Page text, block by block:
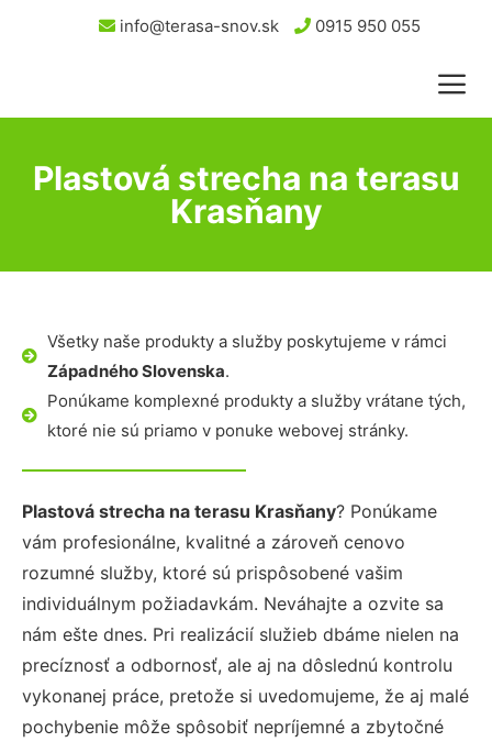
info@terasa-snov.sk 0915 950 055
Plastová strecha na terasu
Krasňany
Všetky naše produkty a služby poskytujeme v rámci
Západného Slovenska.
Ponúkame komplexné produkty a služby vrátane tých,
ktoré nie sú priamo v ponuke webovej stránky.
Plastová strecha na terasu Krasňany? Ponúkame
vám profesionálne, kvalitné a zároveň cenovo
rozumné služby, ktoré sú prispôsobené vašim
individuálnym požiadavkám. Neváhajte a ozvite sa
nám ešte dnes. Pri realizácií služieb dbáme nielen na
precíznosť a odbornosť, ale aj na dôslednú kontrolu
vykonanej práce, pretože si uvedomujeme, že aj malé
pochybenie môže spôsobiť nepríjemné a zbytočné